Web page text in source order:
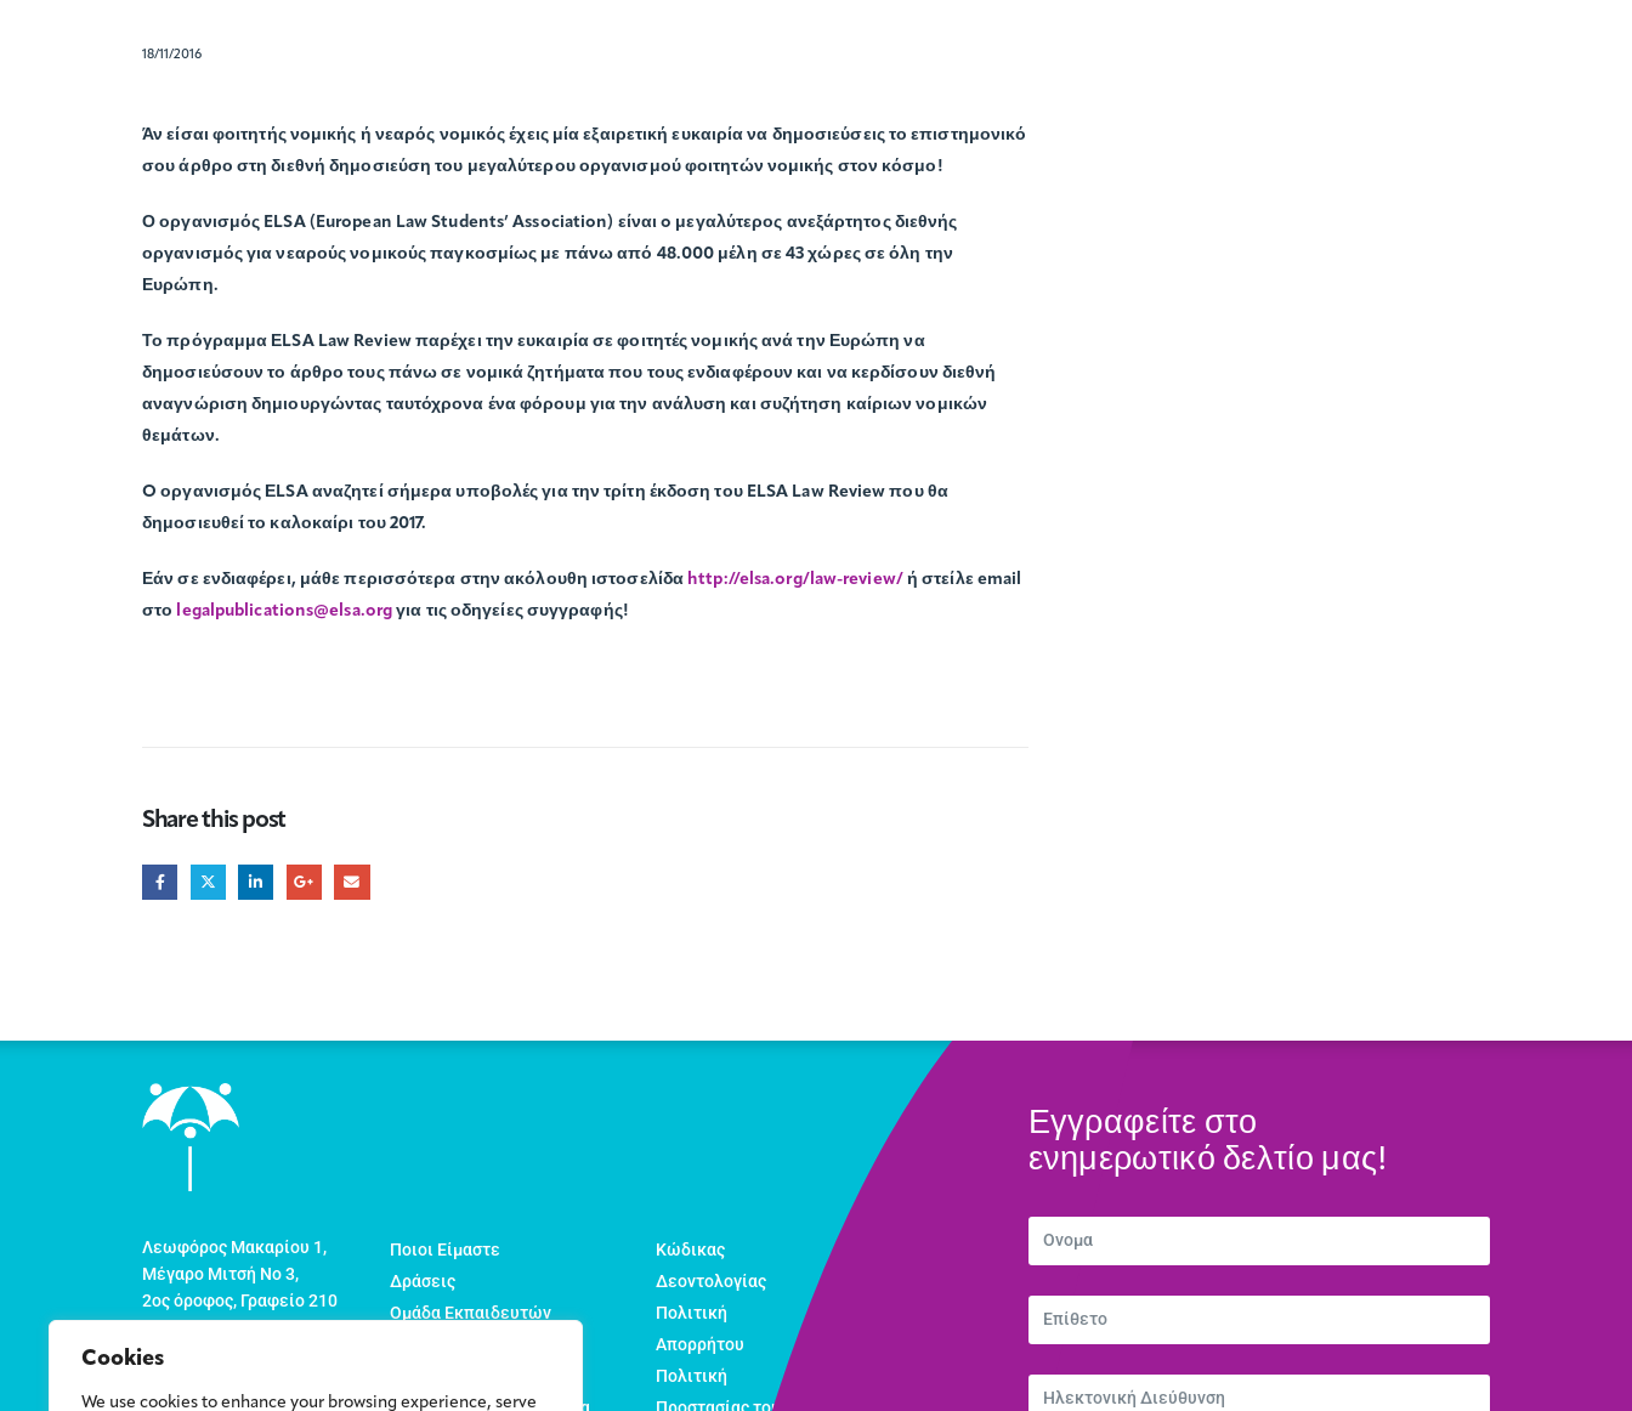
Cookies
We use cookies to enhance your browsing experience, serve
18/11/2016
Άν είσαι φοιτητής νομικής ή νεαρός νομικός έχεις μία εξαιρετική ευκαιρία να δημοσιεύσεις το επιστημονικό
σου άρθρο στη διεθνή δημοσιεύση του μεγαλύτερου οργανισμού φοιτητών νομικής στον κόσμο!
Ο οργανισμός ELSA (European Law Students’ Association) είναι o μεγαλύτερος ανεξάρτητος διεθνής
οργανισμός για νεαρούς νομικούς παγκοσμίως με πάνω από 48.000 μέλη σε 43 χώρες σε όλη την
Ευρώπη.
Το πρόγραμμα ΕLSA Law Review παρέχει την ευκαιρία σε φοιτητές νομικής ανά την Ευρώπη να
δημοσιεύσουν το άρθρο τους πάνω σε νομικά ζητήματα που τους ενδιαφέρουν και να κερδίσουν διεθνή
αναγνώριση δημιουργώντας ταυτόχρονα ένα φόρουμ για την ανάλυση και συζήτηση καίριων νομικών
θεμάτων.
O οργανισμός ΕLSA αναζητεί σήμερα υποβολές για την τρίτη έκδοση του ELSA Law Review που θα
δημοσιευθεί το καλοκαίρι του 2017.
Εάν σε ενδιαφέρει, μάθε περισσότερα στην ακόλουθη ιστοσελίδα http://elsa.org/law-review/ή στείλε email
στο legalpublications@elsa.org για τις οδηγείες συγγραφής!
Share this post
Λεωφόρος Μακαρίου 1,
Μέγαρο Μιτσή Νο 3,
2ος όροφος, Γραφείο 210
Τ.Θ. 22774
1524 Λευκωσία
Ποιοι Είμαστε
Δράσεις
Ομάδα Εκπαιδευτών
Πολιτική για την Νεολαία
Κώδικας
Δεοντολογίας
Πολιτική
Απορρήτου
Πολιτική
Προστασίας του
Εγγραφείτε στο
ενημερωτικό δελτίο μας!